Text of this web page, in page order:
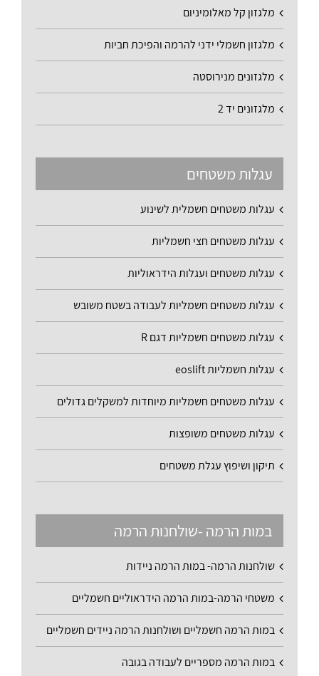
מלגזון קל מאלומיניום
מלגזון חשמלי ידני להרמה והפיכת חביות
מלגזונים מנירוסטה
מלגזונים יד 2
עגלות משטחים
עגלות משטחים חשמלית לשינוע
עגלות משטחים חצי חשמליות
עגלות משטחים ועגלות הידראוליות
עגלות משטחים חשמליות לעבודה בשטח משובש
עגלות משטחים חשמליות דגם R
עגלות חשמליות eoslift
עגלות משטחים חשמליות מיוחדות למשקלים גדולים
עגלות משטחים משופצות
תיקון ושיפוץ עגלת משטחים
במות הרמה -שולחנות הרמה
שולחנות הרמה- במות הרמה ניידות
משטחי הרמה-במות הרמה הידראוליים חשמליים
במות הרמה חשמליים ושולחנות הרמה ניידים חשמליים
במות הרמה מספריים לעבודה בגובה